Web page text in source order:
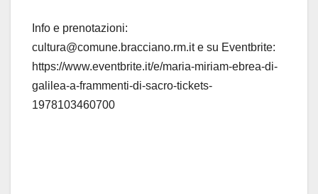
Info e prenotazioni:
cultura@comune.bracciano.rm.ite su Eventbrite:
https://www.eventbrite.it/e/maria-miriam-ebrea-di-
galilea-a-frammenti-di-sacro-tickets-
1978103460700